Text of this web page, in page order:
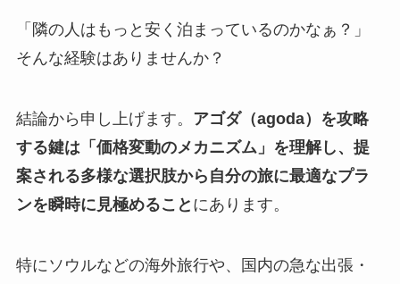
「隣の人はもっと安く泊まっているのかなぁ？」
そんな経験はありませんか？
結論から申し上げます。 アゴダ（agoda）を攻略
する鍵は「価格変動のメカニズム」を理解し、提
案される多様な選択肢から自分の旅に最適なプラ
ンを瞬時に見極めること にあります。
特にソウルなどの海外旅行や、国内の急な出張・